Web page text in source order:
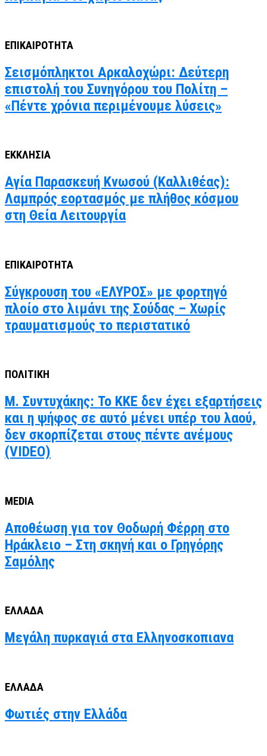
ΕΠΙΚΑΙΡΟΤΗΤΑ
Σεισμόπληκτοι Αρκαλοχώρι: Δεύτερη
επιστολή του Συνηγόρου του Πολίτη –
«Πέντε χρόνια περιμένουμε λύσεις»
ΕΚΚΛΗΣΙΑ
Αγία Παρασκευή Κνωσού (Καλλιθέας):
Λαμπρός εορτασμός με πλήθος κόσμου
στη Θεία Λειτουργία
ΕΠΙΚΑΙΡΟΤΗΤΑ
Σύγκρουση του «ΕΛΥΡΟΣ» με φορτηγό
πλοίο στο λιμάνι της Σούδας – Χωρίς
τραυματισμούς το περιστατικό
ΠΟΛΙΤΙΚΗ
Μ. Συντυχάκης: Το ΚΚΕ δεν έχει εξαρτήσεις
και η ψήφος σε αυτό μένει υπέρ του λαού,
δεν σκορπίζεται στους πέντε ανέμους
(VIDEO)
MEDIA
Αποθέωση για τον Θοδωρή Φέρρη στο
Ηράκλειο – Στη σκηνή και ο Γρηγόρης
Σαμόλης
ΕΛΛΑΔΑ
Μεγάλη πυρκαγιά στα Ελληνοσκοπιανα
ΕΛΛΑΔΑ
Φωτιές στην Ελλάδα